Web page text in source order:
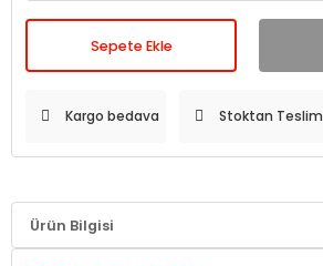
Sepete Ekle
Kargo bedava Stoktan Teslim
Ürün Bilgisi